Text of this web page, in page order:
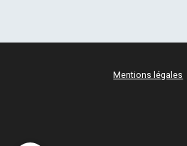
Mentions légales